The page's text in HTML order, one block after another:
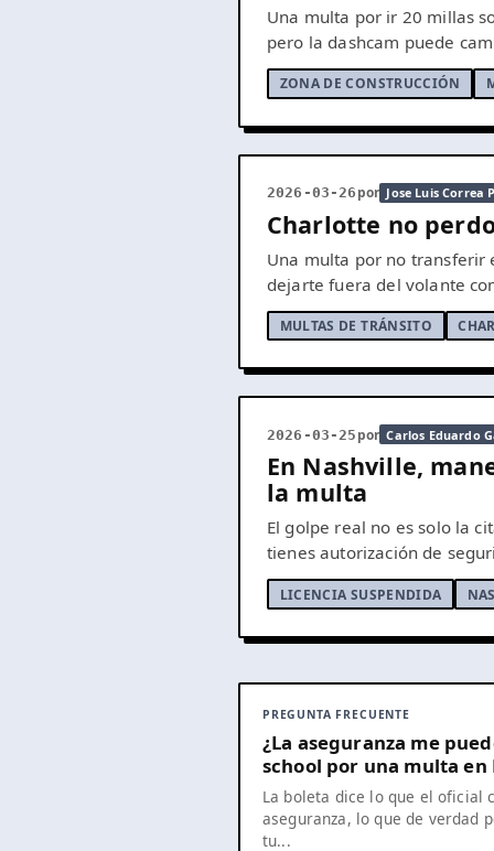
Una multa por ir 20 millas
pero la dashcam puede
ZONA DE CONSTRUCCIÓN
2026-03-26 por Jose Luis Correa
Charlotte no
Una multa por no transferir
dejarte fuera del volante
MULTAS DE TRÁNSITO
2026-03-25 por Carlos Eduardo
En Nashville,
la multa
El golpe real no es solo la
tienes autorización de
LICENCIA SUSPENDIDA
PREGUNTA FRECUENTE
¿La aseguranza me
school por una multa en
La boleta dice lo que el oficial
aseguranza, lo que de verdad
tu...